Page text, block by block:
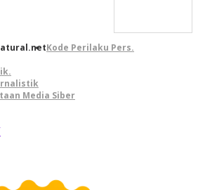
Kode Perilaku Pers.
Media Siber